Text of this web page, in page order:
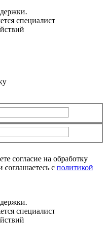
специалист
согласие на обработку
с политикой
специалист